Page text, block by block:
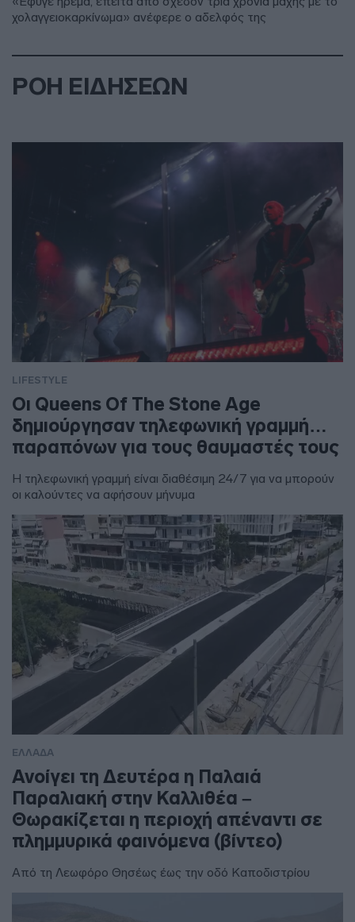
χολαγγειοκαρκίνωμα» ανέφερε ο αδελφός της
ΡΟΗ ΕΙΔΗΣΕΩΝ
LIFESTYLE
Οι Queens Of The Stone Age
δημιούργησαν τηλεφωνική γραμμή…
παραπόνων για τους θαυμαστές τους
Η τηλεφωνική γραμμή είναι διαθέσιμη 24/7 για να μπορούν
οι καλούντες να αφήσουν μήνυμα
ΕΛΛΑΔΑ
Ανοίγει τη Δευτέρα η Παλαιά
Παραλιακή στην Καλλιθέα –
Θωρακίζεται η περιοχή απέναντι σε
πλημμυρικά φαινόμενα (βίντεο)
Από τη Λεωφόρο Θησέως έως την οδό Καποδιστρίου